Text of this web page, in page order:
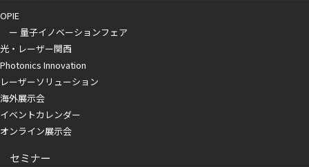
OPIE
ー 量子イノベーションフェア
光・レーザー関西
Photonics Innovation
レーザーソリューション
海外展示会
イベントカレンダー
オンライン展示会
セミナー